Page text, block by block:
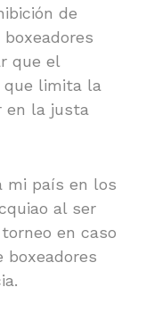
de
que el
que limita la
en la justa
mi país en los
al ser
en caso
boxeadores